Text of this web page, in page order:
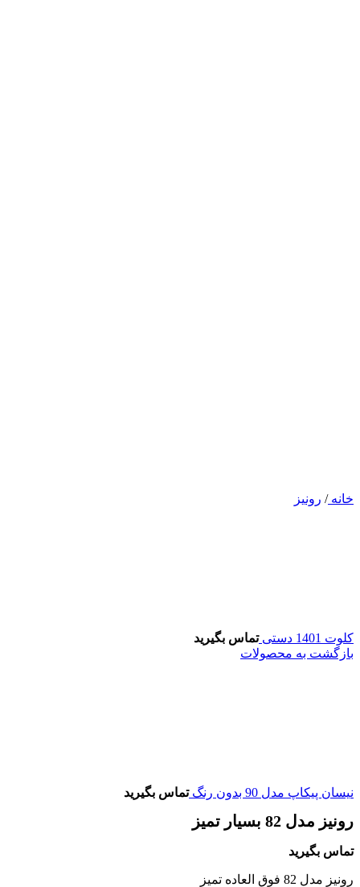
خانه/ رونیز
کلوت 1401 دستی
تماس بگیرید
بازگشت به محصولات
نیسان پیکاپ مدل 90 بدون رنگ تماس بگیرید
رونیز مدل 82 بسیار تمیز
تماس بگیرید
رونیز مدل 82 فوق العاده تمیز